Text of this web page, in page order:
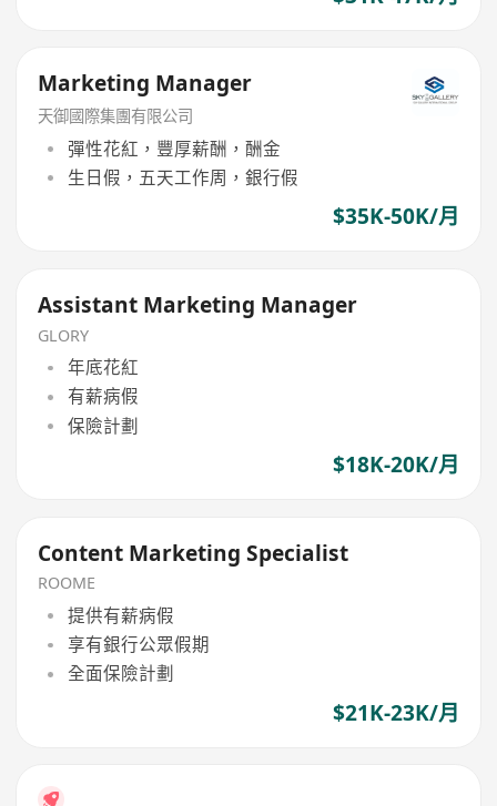
Marketing Manager
天御國際集團有限公司
彈性花紅，豐厚薪酬，酬金
生日假，五天工作周，銀行假
$35K-50K/月
Assistant Marketing Manager
GLORY
年底花紅
有薪病假
保險計劃
$18K-20K/月
Content Marketing Specialist
ROOME
提供有薪病假
享有銀行公眾假期
全面保險計劃
$21K-23K/月